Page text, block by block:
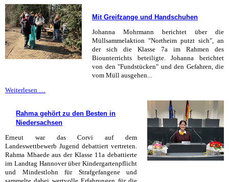
den
Musikalischen
Abend
Mit Greifzange und Handschuhen
Johanna Mohrmann berichtet über die
Müllsammelaktion "Northeim putzt sich", an
der sich die Klasse 7a im Rahmen des
Biounterrichts beteiligte. Johanna berichtet
von den "Fundstücken" und den Gefahren, die
vom Müll ausgehen...
Weiterlesen …
Handschuhen
Rahma gehört zu den Besten in
Niedersachsen
Erneut war das Corvi auf dem
Landeswettbewerb Jugend debattiert vertreten.
Rahma Mhaede aus der Klasse 11a debattierte
im Landtag Hannover über Kindergartenpflicht
und Mindestlohn für Strafgefangene und